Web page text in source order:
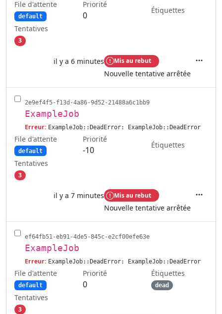
File d'attente
default
Priorité
0
Étiquettes
Tentatives
3
il y a 6 minutes Mis au rebut
Nouvelle tentative arrêtée
Actions
2e9ef4f5-f13d-4a86-9d52-21488a6c1bb9
ExampleJob
Erreur: ExampleJob::DeadError: ExampleJob::DeadError
File d'attente
default
Priorité
-10
Étiquettes
Tentatives
3
il y a 7 minutes Mis au rebut
Nouvelle tentative arrêtée
ef64fb51-eb91-4de5-845c-e2cf00efe63e
ExampleJob
Erreur: ExampleJob::DeadError: ExampleJob::DeadError
File d'attente
default
Priorité
0
Étiquettes
dead
Tentatives
3